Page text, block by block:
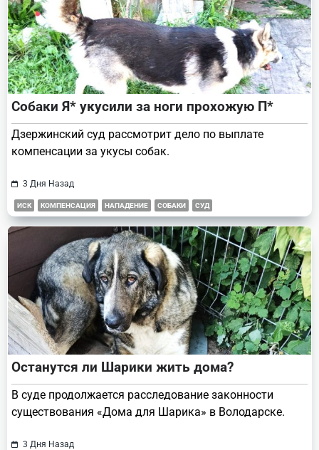
Собаки Я* укусили за ноги прохожую П*
Дзержинский суд рассмотрит дело по выплате
компенсации за укусы собак.
3 Дня Назад
ИСК КОМПЕНСАЦИЯ НАПАДЕНИЕ СОБАКИ СУД
Останутся ли Шарики жить дома?
В суде продолжается расследование законности
существования «Дома для Шарика» в Володарске.
3 Дня Назад